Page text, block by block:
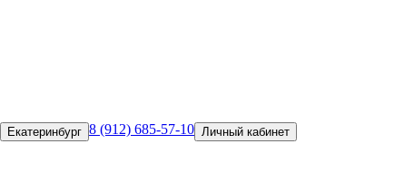
Екатеринбург 8 (912) 685-57-10 Личный кабинет